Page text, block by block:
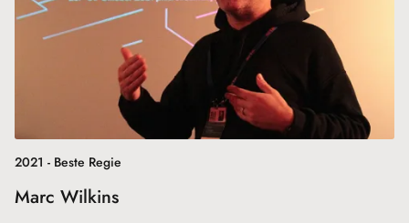
2021 - Beste Regie
Marc Wilkins